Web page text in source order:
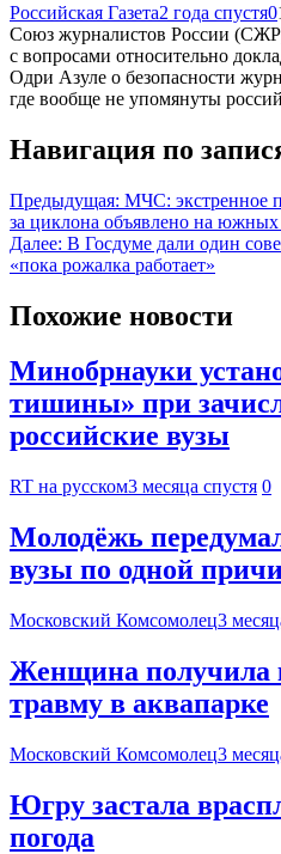
Российская Газета2 года спустя0
Союз журналистов России
с вопросами относительно
Одри Азуле о безопасности
где вообще не упомянуты
Навигация по
Предыдущая: МЧС: экстренное
за циклона объявлено на
Далее: В Госдуме дали один
«пока рожалка работает»
Похожие новости
Минобрнауки
тишины» при
российские вузы
RT на русском3 месяца спустя 0
Молодёжь
вузы по одной
Московский Комсомолец3
Женщина получила
травму в аквапарке
Московский Комсомолец3
Югру застала
погода